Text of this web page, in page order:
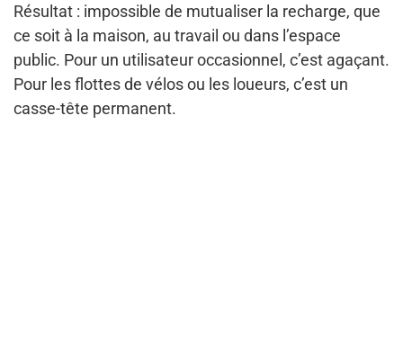
Résultat : impossible de mutualiser la recharge, que
ce soit à la maison, au travail ou dans l’espace
public. Pour un utilisateur occasionnel, c’est agaçant.
Pour les flottes de vélos ou les loueurs, c’est un
casse-tête permanent.